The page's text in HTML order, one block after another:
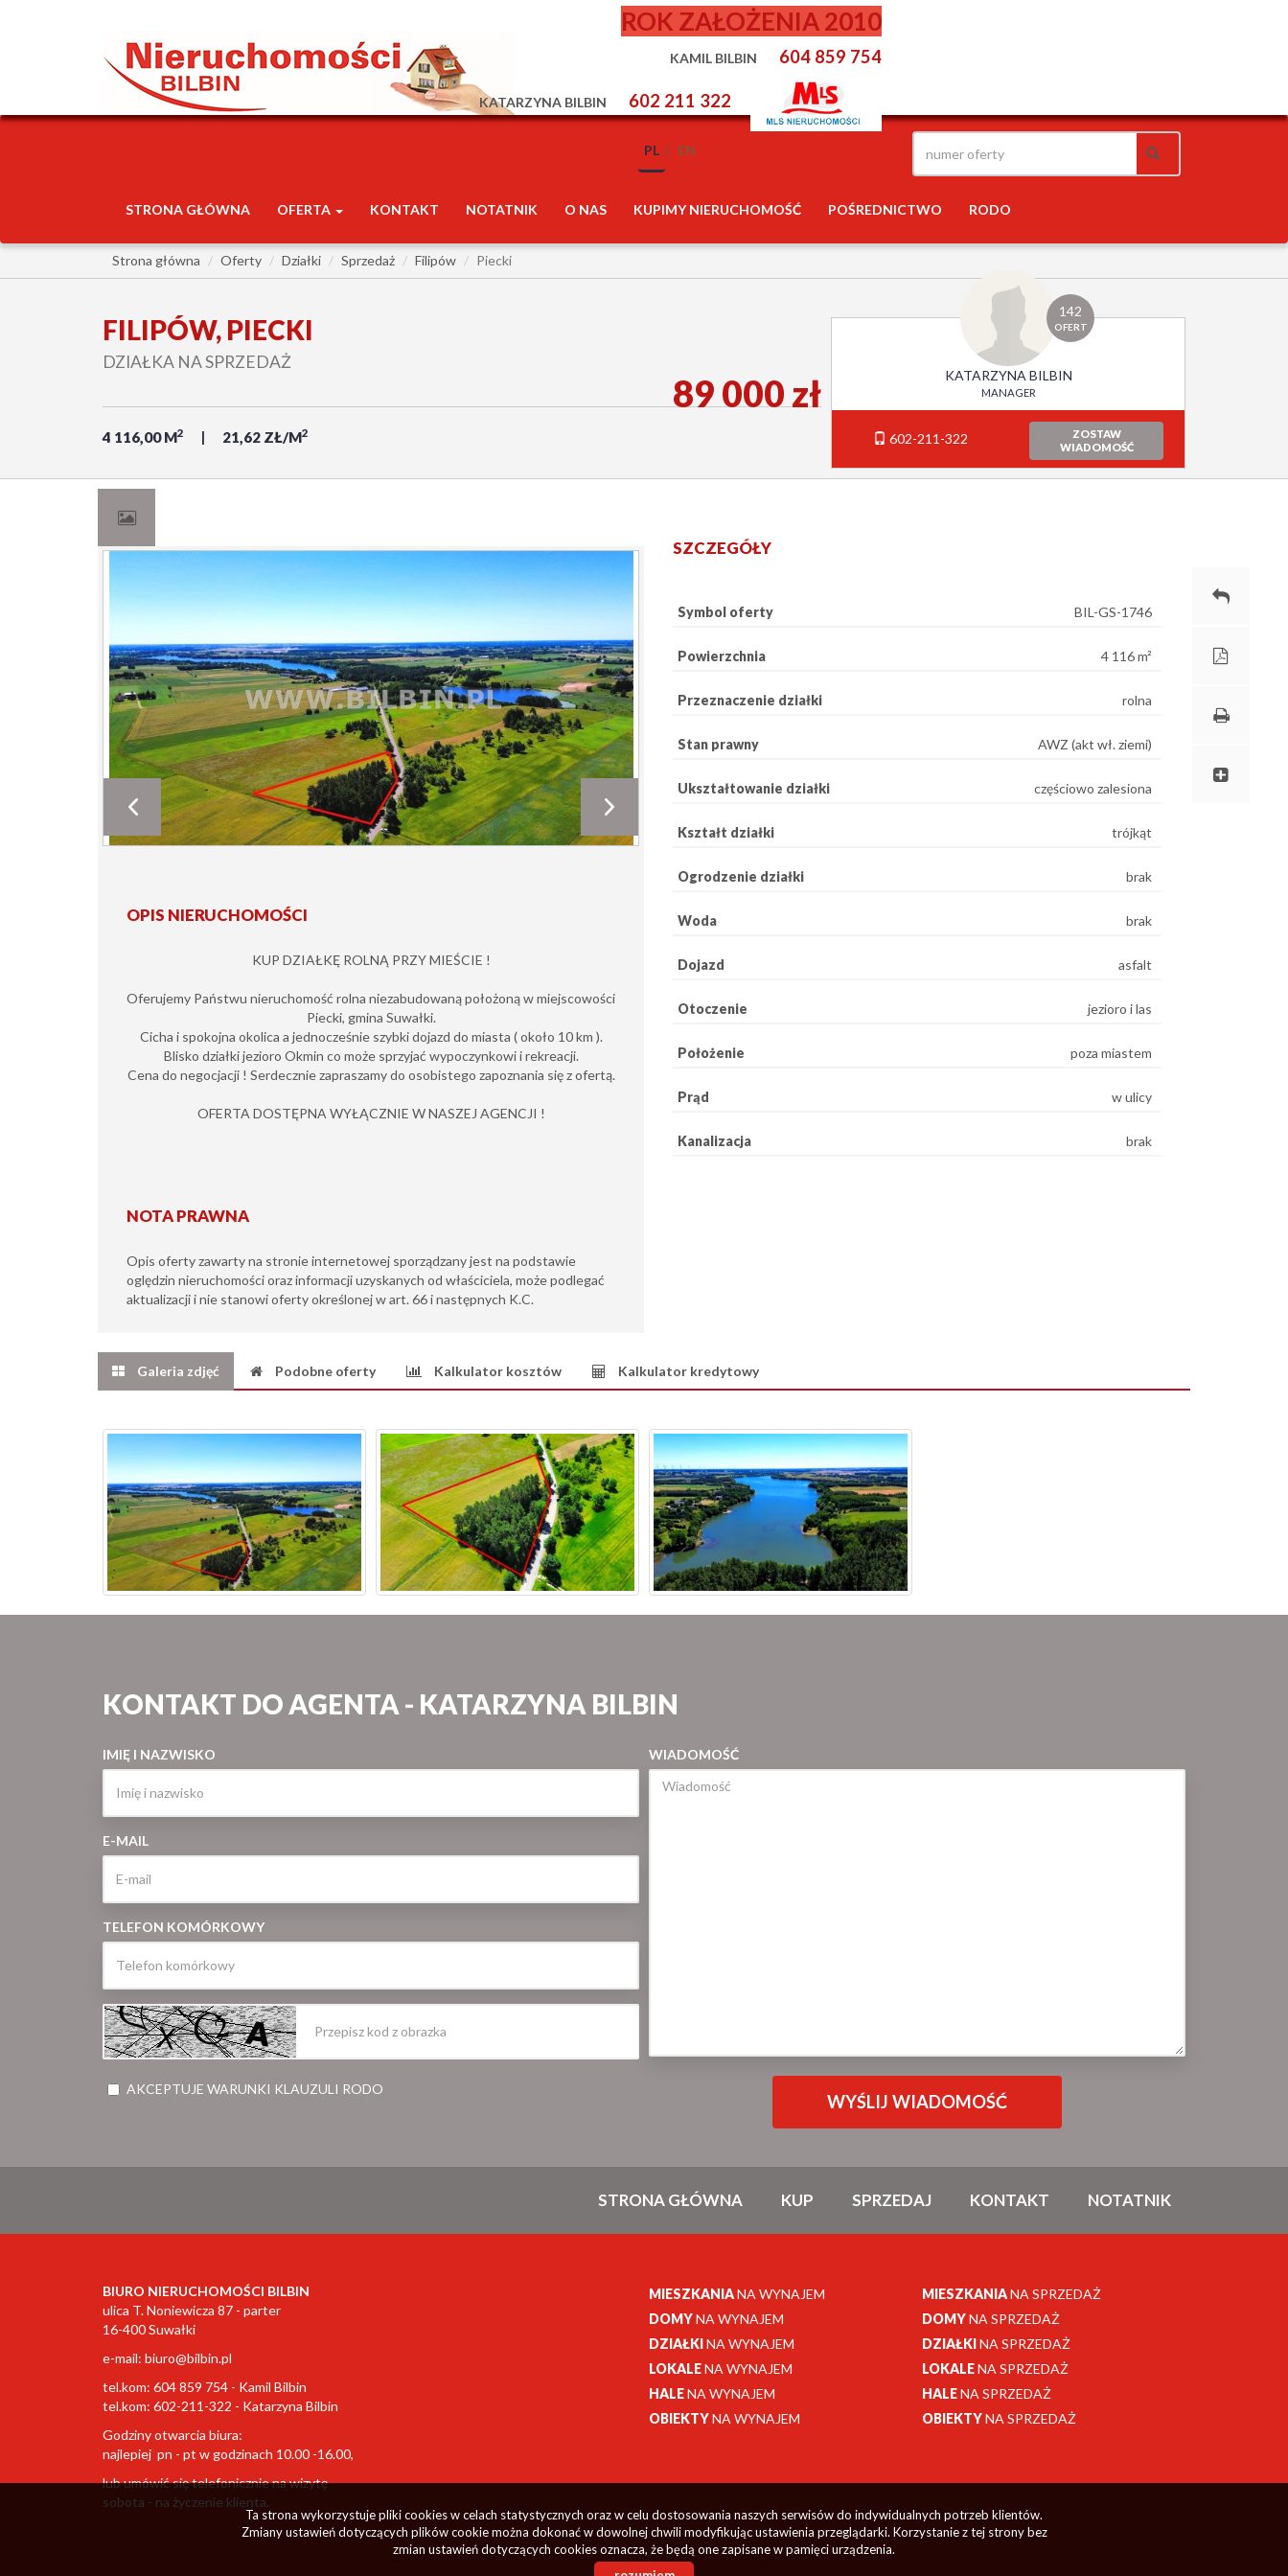
ROK ZAŁOŻENIA 2010
KAMIL BILBIN 604 859 754
KATARZYNA BILBIN 602 211 322
PL EN
STRONA GŁÓWNA OFERTA KONTAKT NOTATNIK O NAS KUPIMY NIERUCHOMOŚĆ POŚREDNICTWO RODO
Strona główna Oferty Działki Sprzedaż Filipów Piecki
FILIPÓW, PIECKI
DZIAŁKA NA SPRZEDAŻ
4 116,00 M2 21,62 ZŁ/M2
89 000 zł
142
OFERT
KATARZYNA BILBIN
MANAGER
602-211-322
ZOSTAW
WIADOMOŚĆ
OPIS NIERUCHOMOŚCI
KUP DZIAŁKĘ ROLNĄ PRZY MIEŚCIE !
Oferujemy Państwu nieruchomość rolna niezabudowaną położoną w miejscowości
Piecki, gmina Suwałki.
Cicha i spokojna okolica a jednocześnie szybki dojazd do miasta ( około 10 km ).
Blisko działki jezioro Okmin co może sprzyjać wypoczynkowi i rekreacji.
Cena do negocjacji ! Serdecznie zapraszamy do osobistego zapoznania się z ofertą.
OFERTA DOSTĘPNA WYŁĄCZNIE W NASZEJ AGENCJI !
NOTA PRAWNA
Opis oferty zawarty na stronie internetowej sporządzany jest na podstawie
oględzin nieruchomości oraz informacji uzyskanych od właściciela, może podlegać
aktualizacji i nie stanowi oferty określonej w art. 66 i następnych K.C.
SZCZEGÓŁY
Symbol oferty BIL-GS-1746
Powierzchnia 4 116 m²
Przeznaczenie działki rolna
Stan prawny AWZ (akt wł. ziemi)
Ukształtowanie działki częściowo zalesiona
Kształt działki trójkąt
Ogrodzenie działki brak
Woda brak
Dojazd asfalt
Otoczenie jezioro i las
Położenie poza miastem
Prąd w ulicy
Kanalizacja brak
Galeria zdjęć Podobne oferty Kalkulator kosztów Kalkulator kredytowy
KONTAKT DO AGENTA - KATARZYNA BILBIN
IMIĘ I NAZWISKO
E-MAIL
TELEFON KOMÓRKOWY
AKCEPTUJE WARUNKI KLAUZULI RODO
WIADOMOŚĆ
STRONA GŁÓWNA KUP SPRZEDAJ KONTAKT NOTATNIK
BIURO NIERUCHOMOŚCI BILBIN
ulica T. Noniewicza 87 - parter
16-400 Suwałki
e-mail: biuro@bilbin.pl
tel.kom: 604 859 754 - Kamil Bilbin
tel.kom: 602-211-322 - Katarzyna Bilbin
Godziny otwarcia biura:
najlepiej pn - pt w godzinach 10.00 -16.00,
lub umówić się telefonicznie na wizytę
sobota - na życzenie klienta.
MIESZKANIANA WYNAJEM
DOMYNA WYNAJEM
DZIAŁKINA WYNAJEM
LOKALENA WYNAJEM
HALENA WYNAJEM
OBIEKTYNA WYNAJEM
MIESZKANIANA SPRZEDAŻ
DOMYNA SPRZEDAŻ
DZIAŁKINA SPRZEDAŻ
LOKALENA SPRZEDAŻ
HALENA SPRZEDAŻ
OBIEKTYNA SPRZEDAŻ
Ta strona wykorzystuje pliki cookies w celach statystycznych oraz w celu dostosowania naszych serwisów do indywidualnych potrzeb klientów.
Zmiany ustawień dotyczących plików cookie można dokonać w dowolnej chwili modyfikując ustawienia przeglądarki. Korzystanie z tej strony bez
zmian ustawień dotyczących cookies oznacza, że będą one zapisane w pamięci urządzenia.